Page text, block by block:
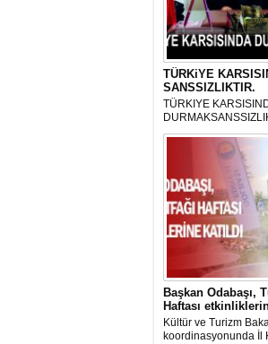
TÜRKiYE
SANSSIZLIKTIR.
TÜRKIYE
Başkan Odabaşı,
Haftası
Kültür ve Turizm
koordinasyonunda İl